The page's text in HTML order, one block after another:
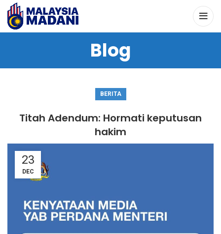
Blog
BERITA
Titah Adendum: Hormati keputusan
hakim
23
DEC